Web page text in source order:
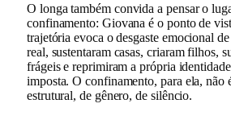
O longa também convida a pensar o
confinamento: Giovana é o ponto de
trajetória evoca o desgaste emocional
real, sustentaram casas, criaram filhos,
frágeis e reprimiram a própria
imposta. O confinamento, para ela,
estrutural, de gênero, de silêncio.